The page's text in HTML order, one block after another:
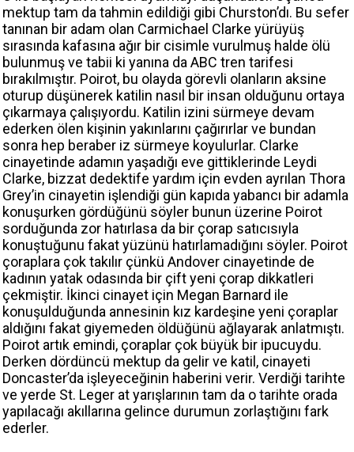
mektup tam da tahmin edildiği gibi Churston’dı. Bu sefer
tanınan bir adam olan Carmichael Clarke yürüyüş
sırasında kafasına ağır bir cisimle vurulmuş halde ölü
bulunmuş ve tabii ki yanına da ABC tren tarifesi
bırakılmıştır. Poirot, bu olayda görevli olanların aksine
oturup düşünerek katilin nasıl bir insan olduğunu ortaya
çıkarmaya çalışıyordu. Katilin izini sürmeye devam
ederken ölen kişinin yakınlarını çağırırlar ve bundan
sonra hep beraber iz sürmeye koyulurlar. Clarke
cinayetinde adamın yaşadığı eve gittiklerinde Leydi
Clarke, bizzat dedektife yardım için evden ayrılan Thora
Grey’in cinayetin işlendiği gün kapıda yabancı bir adamla
konuşurken gördüğünü söyler bunun üzerine Poirot
sorduğunda zor hatırlasa da bir çorap satıcısıyla
konuştuğunu fakat yüzünü hatırlamadığını söyler. Poirot
çoraplara çok takılır çünkü Andover cinayetinde de
kadının yatak odasında bir çift yeni çorap dikkatleri
çekmiştir. İkinci cinayet için Megan Barnard ile
konuşulduğunda annesinin kız kardeşine yeni çoraplar
aldığını fakat giyemeden öldüğünü ağlayarak anlatmıştı.
Poirot artık emindi, çoraplar çok büyük bir ipucuydu.
Derken dördüncü mektup da gelir ve katil, cinayeti
Doncaster’da işleyeceğinin haberini verir. Verdiği tarihte
ve yerde St. Leger at yarışlarının tam da o tarihte orada
yapılacağı akıllarına gelince durumun zorlaştığını fark
ederler.